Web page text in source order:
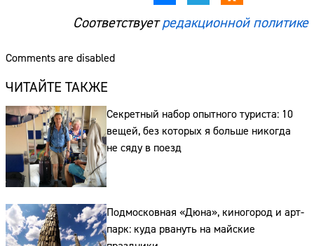
Соответствуетредакционной политике
Comments are disabled
ЧИТАЙТЕ ТАКЖЕ
Секретный набор опытного туриста: 10
вещей, без которых я больше никогда
не сяду в поезд
Подмосковная «Дюна», киногород и арт-
парк: куда рвануть на майские
Сайт: